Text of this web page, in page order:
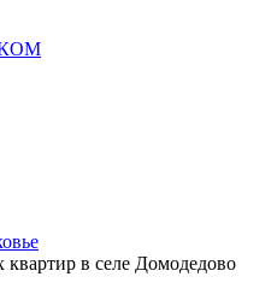
в селе Домодедово